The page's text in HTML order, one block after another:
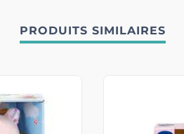
PRODUITS SIMILAIRES